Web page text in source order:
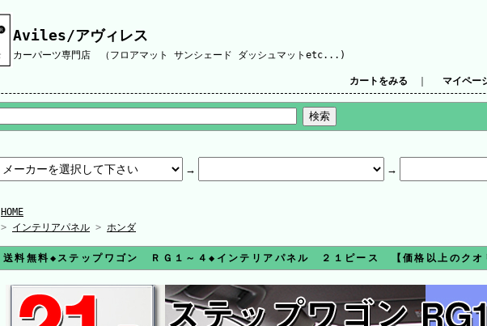
Aviles/アヴィレス
カーパーツ専門店 （フロアマット サンシェード ダッシュマットetc...)
カートをみる マイペー
HOME
> インテリアパネル > ホンダ
送料無料◆ステップワゴン ＲＧ１～４◆インテリアパネル ２１ピース 【価格以上のクオ